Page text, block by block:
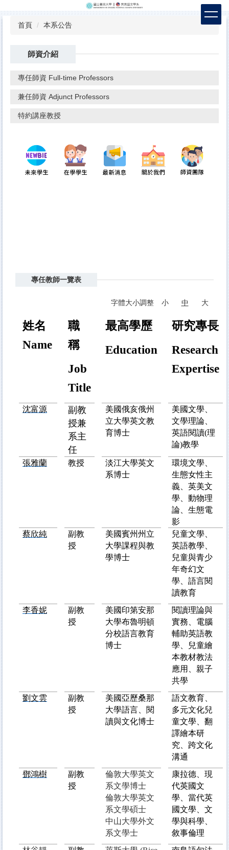
首頁 本系公告
師資介紹
專任師資 Full-time Professors
兼任師資 Adjunct Professors
特約講座教授
專任教師一覽表
字體大小調整 小 中 大
姓名
Name
職
稱
Job
Title
最高學歷
Education
研究專長
Research
Expertise
沈富源
副教
授兼
系主
任
美國俄亥俄州
立大學英文教
育博士
美國文學、
文學理論、
英語閱讀(理
論)教學
張雅蘭 教授
淡江大學英文
系博士
環境文學、
生態女性主
義、英美文
學、動物理
論、生態電
影
蔡欣純
副教
授
美國賓州州立
大學課程與教
學博士
兒童文學、
英語教學、
兒童與青少
年奇幻文
學、語言閱
讀教育
李香妮
副教
授
美國印第安那
大學布魯明頓
分校語言教育
博士
閱讀理論與
實務、電腦
輔助英語教
學、兒童繪
本教材教法
應用、親子
共學
劉文雲
副教
授
美國亞歷桑那
大學語言、閱
讀與文化博士
語文教育、
多元文化兒
童文學、翻
譯繪本研
究、跨文化
溝通
鄧鴻樹
副教
授
倫敦大學英文
系文學博士
倫敦大學英文
系文學碩士
中山大學外文
系文學士
康拉德、現
代英國文
學、當代英
國文學、文
學與科學、
敘事倫理